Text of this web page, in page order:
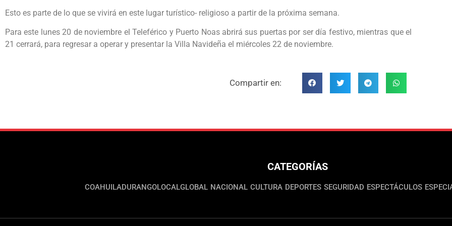
Esto es parte de lo que se vivirá en este lugar turístico- religioso a partir de la próxima semana.
Para este lunes 20 de noviembre el Teleférico y Puerto Noas abrirá sus puertas por ser día festivo, mientras que el
21 cerrará, para regresar a operar y presentar la Villa Navideña el miércoles 22 de noviembre.
Compartir en:
CATEGORÍAS
COAHUILADURANGOLOCALGLOBAL NACIONAL CULTURA DEPORTES SEGURIDAD ESPECTÁCULOS